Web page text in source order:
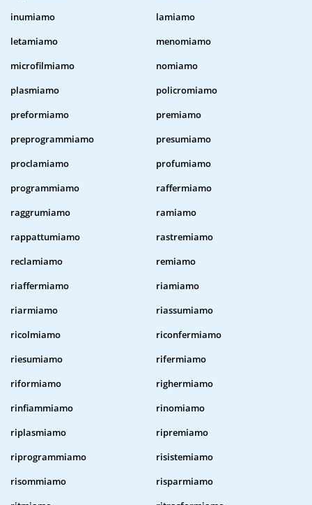
inumiamo
lamiamo
letamiamo
menomiamo
microfilmiamo
nomiamo
plasmiamo
policromiamo
preformiamo
premiamo
preprogrammiamo
presumiamo
proclamiamo
profumiamo
programmiamo
raffermiamo
raggrumiamo
ramiamo
rappattumiamo
rastremiamo
reclamiamo
remiamo
riaffermiamo
riamiamo
riarmiamo
riassumiamo
ricolmiamo
riconfermiamo
riesumiamo
rifermiamo
riformiamo
righermiamo
rinfiammiamo
rinomiamo
riplasmiamo
ripremiamo
riprogrammiamo
risistemiamo
risommiamo
risparmiamo